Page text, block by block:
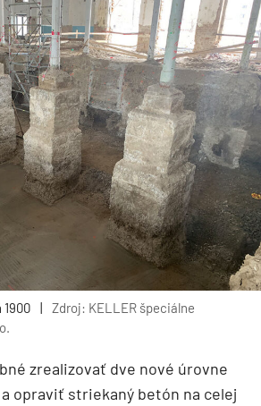
|
Zdroj: KELLER špeciálne
zrealizovať dve nové úrovne
opraviť striekaný betón na celej